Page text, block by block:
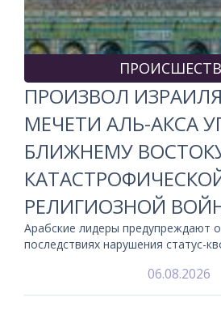
ПРОИЗВОЛ
МЕЧЕТИ АЛЬ-АКСА
БЛИЖНЕМУ
РЕЛИГИОЗНОЙ
Арабские лидеры предупреждают
последствиях нарушения статус-
06.08.2026